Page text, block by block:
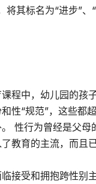
将其标名为“进步”、
程中，幼儿园的孩
性“规范”，这些都
性行为曾经是父母
教育的主流，而且
接受和拥抱跨性别